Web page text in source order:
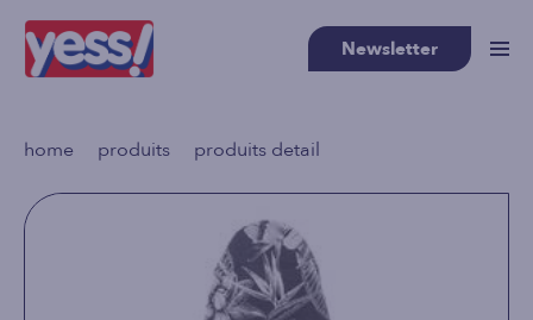
Newsletter
home produits produits detail